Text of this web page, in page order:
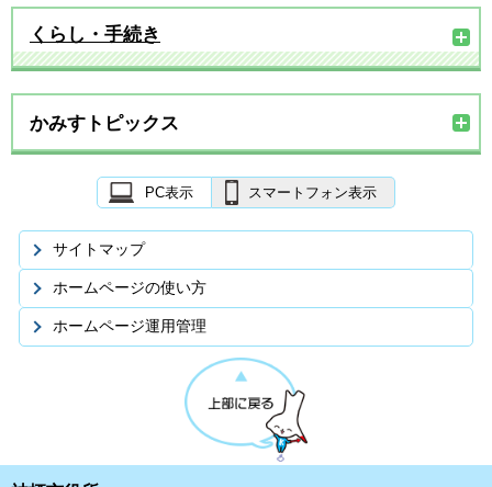
くらし・手続き
かみすトピックス
PC表示 スマートフォン表示
サイトマップ
ホームページの使い方
ホームページ運用管理